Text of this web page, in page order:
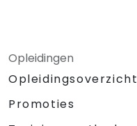
Opleidingen
Opleidingsoverzicht
Promoties